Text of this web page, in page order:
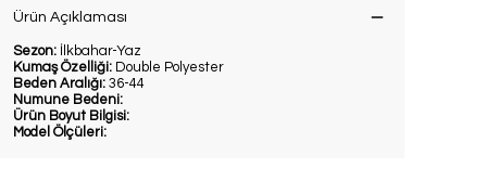
Ürün Açıklaması
Sezon: İlkbahar-Yaz
Kumaş Özelliği: Double Polyester
Beden Aralığı: 36-44
Numune Bedeni:
Ürün Boyut Bilgisi:
Model Ölçüleri: